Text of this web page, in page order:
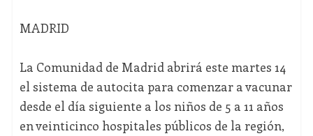
MADRID
La Comunidad de Madrid abrirá este martes 14
el sistema de autocita para comenzar a vacunar
desde el día siguiente a los niños de 5 a 11 años
en veinticinco hospitales públicos de la región,